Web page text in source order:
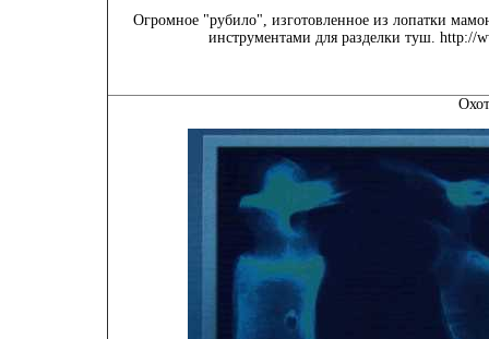
Огромное "рубило", изготовленное из лопатки
инструментами для разделки туш. http://